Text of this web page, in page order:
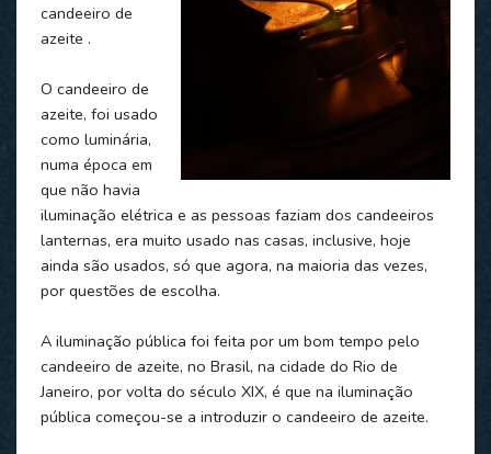
candeeiro de
azeite .
O candeeiro de
azeite, foi usado
como luminária,
numa época em
que não havia
iluminação elétrica e as pessoas faziam dos candeeiros
lanternas, era muito usado nas casas, inclusive, hoje
ainda são usados, só que agora, na maioria das vezes,
por questões de escolha.
A iluminação pública foi feita por um bom tempo pelo
candeeiro de azeite, no Brasil, na cidade do Rio de
Janeiro, por volta do século XIX, é que na iluminação
pública começou-se a introduzir o candeeiro de azeite.